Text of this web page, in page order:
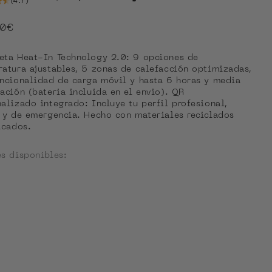
de oferta
Heat-In Technology 2.0: 9 opciones de
ajustables, 5 zonas de calefacción optimizadas,
de carga móvil y hasta 6 horas y media
(bateria incluida en el envio). QR
integrado: Incluye tu perfil profesional,
de emergencia. Hecho con materiales reciclados
disponibles: